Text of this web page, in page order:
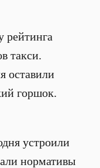
рейтинга
такси.
оставили
горшок.
устроили
нормативы